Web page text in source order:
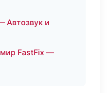
Автозвук и
FastFix —